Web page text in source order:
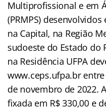
Multiprofissional e em
(PRMPS)
na Capital, na Região
sudoeste do Estado do
na Residência UFPA
www.ceps.ufpa.br
de novembro de 2022.
fixada em R$ 330,00 e